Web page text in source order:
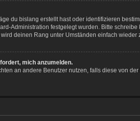
du bislang erstellt hast oder identifizieren
Administration festgelegt wurden. Bitte
deinen Rang unter Umständen einfach wieder
mich anzumelden.
an andere Benutzer nutzen, falls diese von